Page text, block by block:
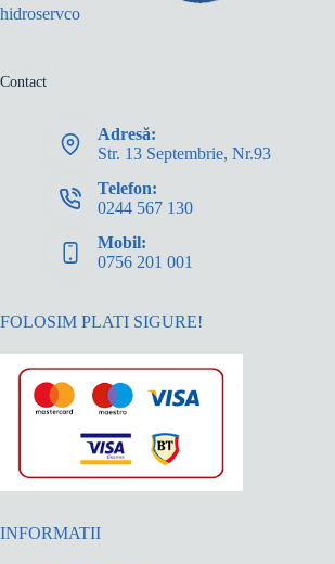
hidroservco
Contact
Adresă:
Str. 13 Septembrie, Nr.93
Telefon:
0244 567 130
Mobil:
0756 201 001
FOLOSIM PLATI SIGURE!
INFORMATII